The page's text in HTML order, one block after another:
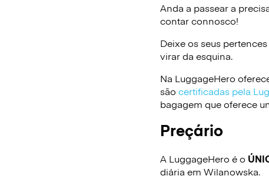
Anda a passear a
contar connosco!
Deixe os seus
virar da esquina.
Na LuggageHero
são certificadas pela
bagagem que oferece
Preçário
A LuggageHero é o
diária em Wilanowska.